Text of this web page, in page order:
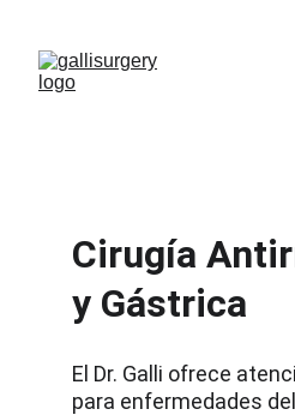
El Dr. Galli ofrece
para enfermedades
Cirugía
y Gástrica